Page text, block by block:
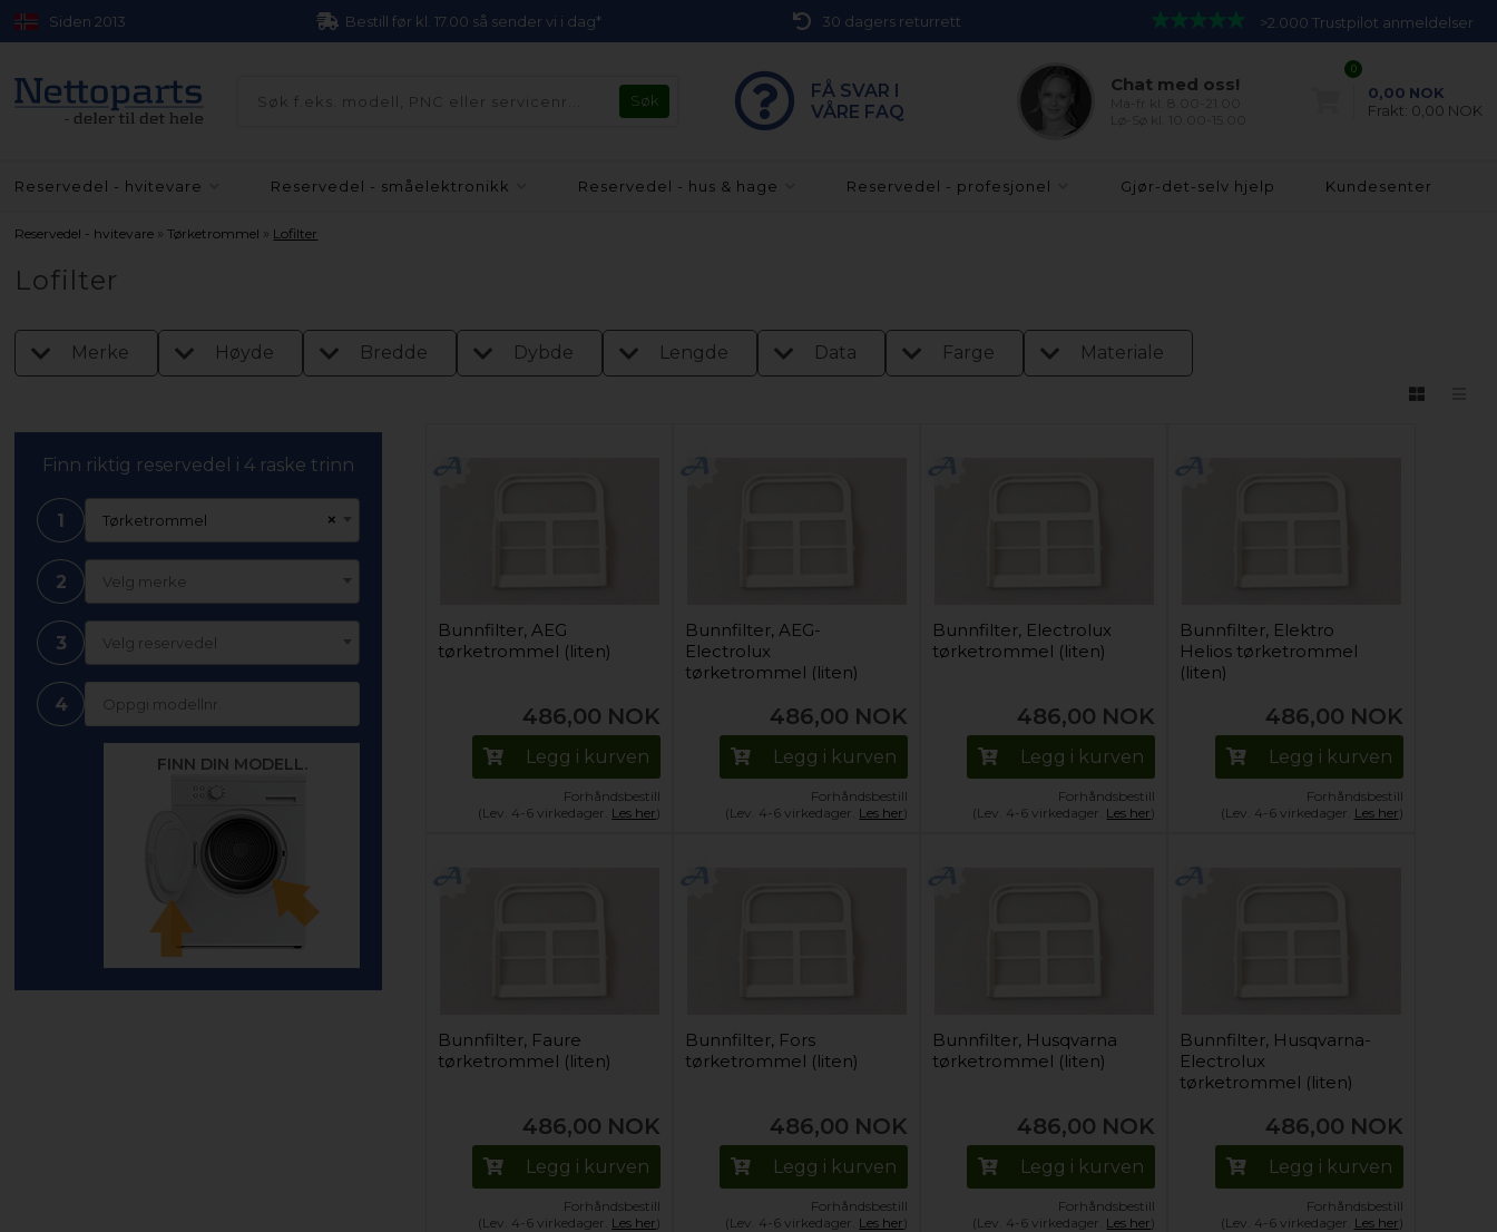
Siden 2013 Bestill før kl. 17.00 så sender vi i dag* 30 dagers returrett >2.000 Trustpilot anmeldelser
FÅ SVAR I
VÅRE FAQ
Chat med oss!
0
0,00 NOK
Frakt: 0,00 NOK
Reservedel - hvitevare Reservedel - småelektronikk Reservedel - hus & hage Reservedel - profesjonel Gjør-det-selv hjelp Kundesenter
Reservedel - hvitevare »Tørketrommel » Lofilter
Lofilter
Merke Høyde Bredde Dybde Lengde Data Farge Materiale
Finn riktig reservedel i 4 raske trinn
1 ×
Tørketrommel
2 Velg merke
3 Velg reservedel
4
FINN DIN MODELL.
Bunnfilter, AEG
tørketrommel (liten)
486,00 NOK
Legg i kurven
Forhåndsbestill
(Lev. 4-6 virkedager. Les her)
Bunnfilter, AEG-
Electrolux
tørketrommel (liten)
486,00 NOK
Legg i kurven
Forhåndsbestill
(Lev. 4-6 virkedager. Les her)
Bunnfilter, Electrolux
tørketrommel (liten)
486,00 NOK
Legg i kurven
Forhåndsbestill
(Lev. 4-6 virkedager. Les her)
Bunnfilter, Elektro
Helios tørketrommel
(liten)
486,00 NOK
Legg i kurven
Forhåndsbestill
(Lev. 4-6 virkedager. Les her)
Bunnfilter, Faure
tørketrommel (liten)
486,00 NOK
Legg i kurven
Forhåndsbestill
(Lev. 4-6 virkedager. Les her)
Bunnfilter, Fors
tørketrommel (liten)
486,00 NOK
Legg i kurven
Forhåndsbestill
(Lev. 4-6 virkedager. Les her)
Bunnfilter, Husqvarna
tørketrommel (liten)
486,00 NOK
Legg i kurven
Forhåndsbestill
(Lev. 4-6 virkedager. Les her)
Bunnfilter, Husqvarna-
Electrolux
tørketrommel (liten)
486,00 NOK
Legg i kurven
Forhåndsbestill
(Lev. 4-6 virkedager. Les her)